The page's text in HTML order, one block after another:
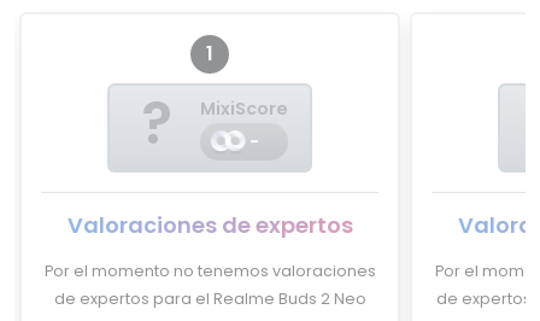
1
?
MixiScore
-
Valoraciones de expertos
Por el momento no tenemos valoraciones
de expertos para el Realme Buds 2 Neo
Por el
de expertos